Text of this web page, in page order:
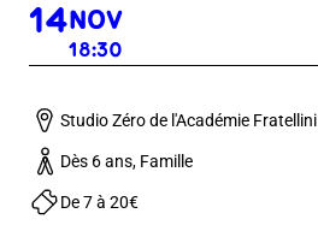
14NOV
18:30
Studio Zéro de l'Académie Fratellini
Dès 6 ans, Famille
De 7 à 20€